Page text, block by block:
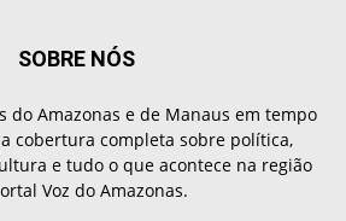
SOBRE NÓS
do Amazonas e de Manaus em tempo
cobertura completa sobre política,
e tudo o que acontece na região
Voz do Amazonas.